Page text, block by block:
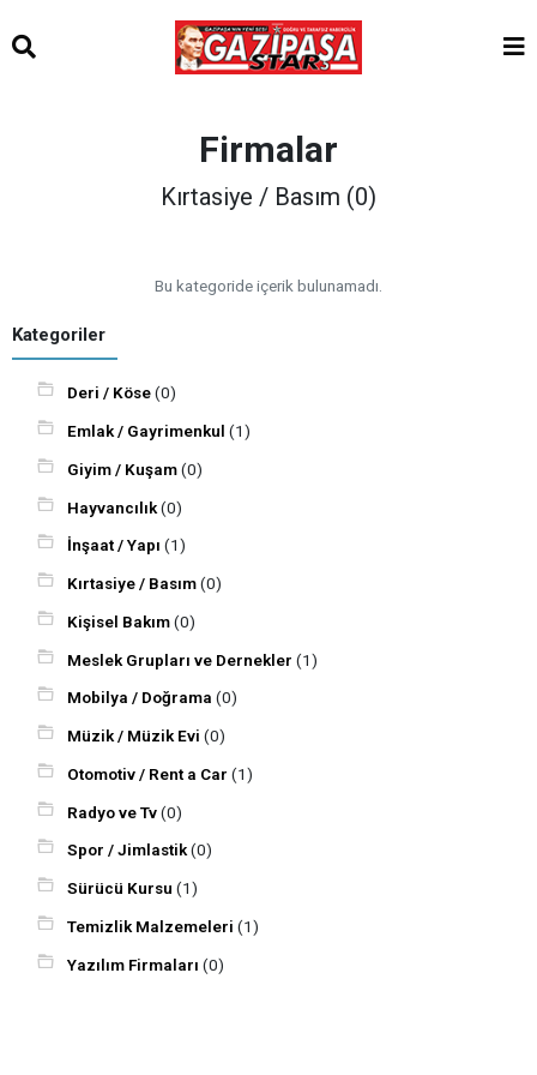
Firmalar
Kırtasiye / Basım (0)
Bu kategoride içerik bulunamadı.
Kategoriler
Deri / Köse(0)
Emlak / Gayrimenkul(1)
Giyim / Kuşam(0)
Hayvancılık(0)
İnşaat / Yapı(1)
Kırtasiye / Basım(0)
Kişisel Bakım(0)
Meslek Grupları ve Dernekler(1)
Mobilya / Doğrama(0)
Müzik / Müzik Evi(0)
Otomotiv / Rent a Car(1)
Radyo ve Tv(0)
Spor / Jimlastik(0)
Sürücü Kursu(1)
Temizlik Malzemeleri(1)
Yazılım Firmaları(0)